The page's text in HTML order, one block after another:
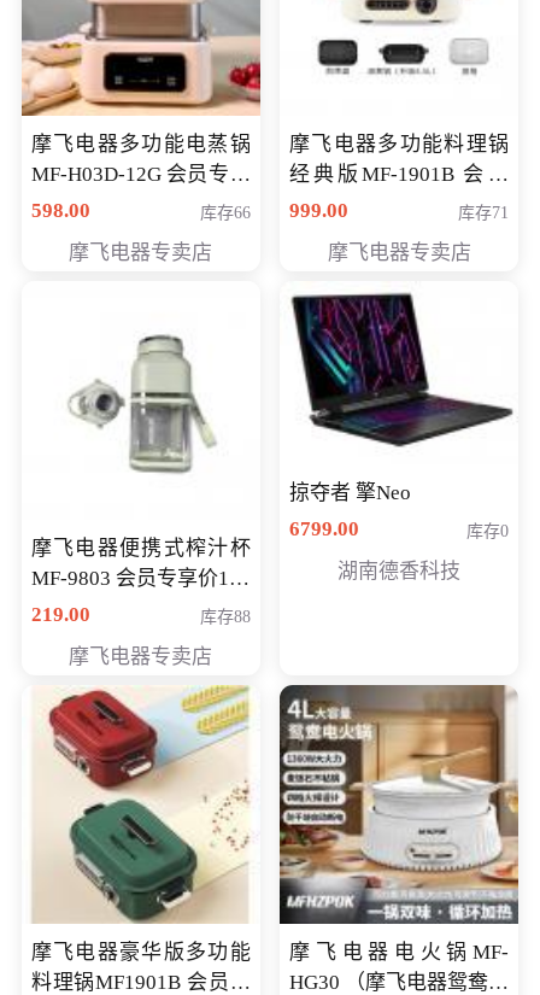
摩飞电器多功能电蒸锅
MF-H03D-12G 会员专享
价398元
598.00 库存66
摩飞电器专卖店
摩飞电器多功能料理锅
经典版MF-1901B 会员
专享价399元
999.00 库存71
摩飞电器专卖店
摩飞电器便携式榨汁杯
MF-9803 会员专享价138
元
219.00 库存88
摩飞电器专卖店
掠夺者 擎Neo
6799.00
库存0
湖南德香科技
摩飞电器豪华版多功能
料理锅MF1901B 会员专
摩飞电器电火锅MF-
HG30 （摩飞电器鸳鸯锅